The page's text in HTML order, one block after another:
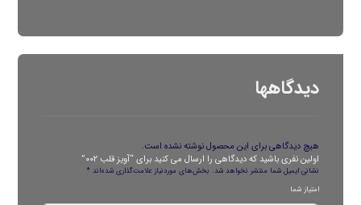
دیدگاهها
هیچ دیدگاهی برای این محصول نوشته نشده است.
اولین نفری باشید که دیدگاهی را ارسال می کنید برای “آویز قلب ۰۰۲”
نشانی ایمیل شما منتشر نخواهد شد. بخش‌های موردنیاز علامت‌گذاری شده‌اند*
امتیاز شما